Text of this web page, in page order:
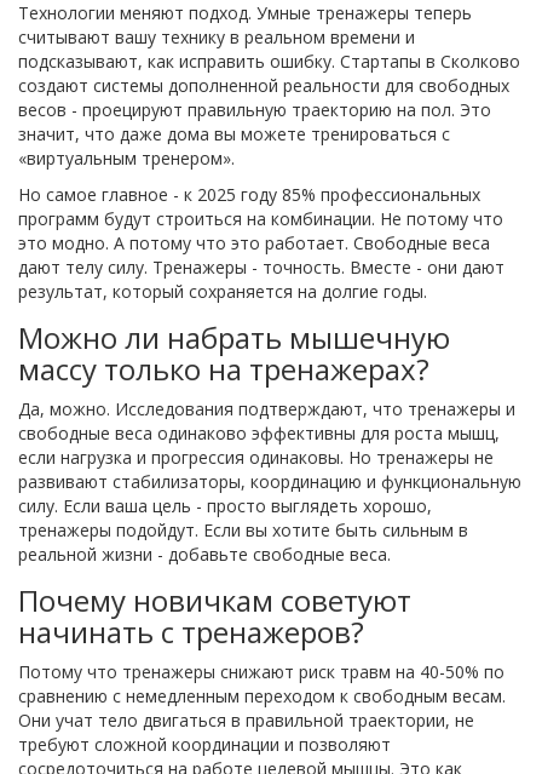
Технологии меняют подход. Умные тренажеры теперь
считывают вашу технику в реальном времени и
подсказывают, как исправить ошибку. Стартапы в Сколково
создают системы дополненной реальности для свободных
весов - проецируют правильную траекторию на пол. Это
значит, что даже дома вы можете тренироваться с
«виртуальным тренером».
Но самое главное - к 2025 году 85% профессиональных
программ будут строиться на комбинации. Не потому что
это модно. А потому что это работает. Свободные веса
дают телу силу. Тренажеры - точность. Вместе - они дают
результат, который сохраняется на долгие годы.
Можно ли набрать мышечную
массу только на тренажерах?
Да, можно. Исследования подтверждают, что тренажеры и
свободные веса одинаково эффективны для роста мышц,
если нагрузка и прогрессия одинаковы. Но тренажеры не
развивают стабилизаторы, координацию и функциональную
силу. Если ваша цель - просто выглядеть хорошо,
тренажеры подойдут. Если вы хотите быть сильным в
реальной жизни - добавьте свободные веса.
Почему новичкам советуют
начинать с тренажеров?
Потому что тренажеры снижают риск травм на 40-50% по
сравнению с немедленным переходом к свободным весам.
Они учат тело двигаться в правильной траектории, не
требуют сложной координации и позволяют
сосредоточиться на работе целевой мышцы. Это как